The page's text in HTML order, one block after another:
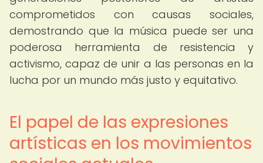
comprometidos con causas sociales,
demostrando que la música puede ser una
poderosa herramienta de resistencia y
activismo, capaz de unir a las personas en la
lucha por un mundo más justo y equitativo.
El papel de las expresiones
artísticas en los movimientos